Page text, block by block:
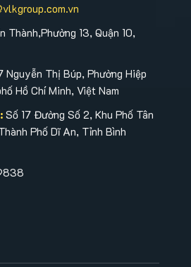
Thành,Phường 13, Quận 10,
Nguyễn Thị Búp, Phường Hiệp
Hồ Chí Minh, Việt Nam
Số 17 Đường Số 2, Khu Phố Tân
Phố Dĩ An, Tỉnh Bình